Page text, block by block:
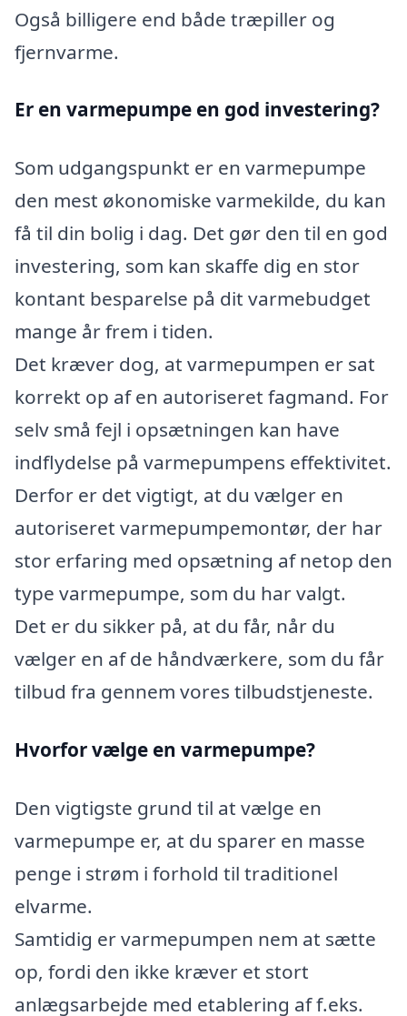
Også billigere end både træpiller og
fjernvarme.
Er en varmepumpe en god investering?
Som udgangspunkt er en varmepumpe
den mest økonomiske varmekilde, du kan
få til din bolig i dag. Det gør den til en god
investering, som kan skaffe dig en stor
kontant besparelse på dit varmebudget
mange år frem i tiden.
Det kræver dog, at varmepumpen er sat
korrekt op af en autoriseret fagmand. For
selv små fejl i opsætningen kan have
indflydelse på varmepumpens effektivitet.
Derfor er det vigtigt, at du vælger en
autoriseret varmepumpemontør, der har
stor erfaring med opsætning af netop den
type varmepumpe, som du har valgt.
Det er du sikker på, at du får, når du
vælger en af de håndværkere, som du får
tilbud fra gennem vores tilbudstjeneste.
Hvorfor vælge en varmepumpe?
Den vigtigste grund til at vælge en
varmepumpe er, at du sparer en masse
penge i strøm i forhold til traditionel
elvarme.
Samtidig er varmepumpen nem at sætte
op, fordi den ikke kræver et stort
anlægsarbejde med etablering af f.eks.